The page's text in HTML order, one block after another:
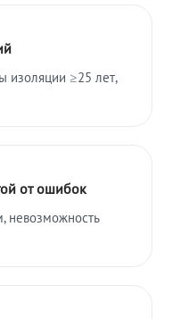
изоляции ≥25 лет,
от ошибок
невозможность